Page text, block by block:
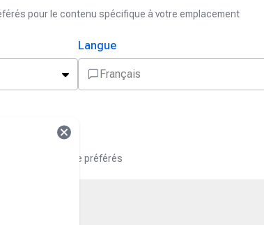
pour le contenu spécifique à votre emplacement
Langue
Français
et à votre langue préférés